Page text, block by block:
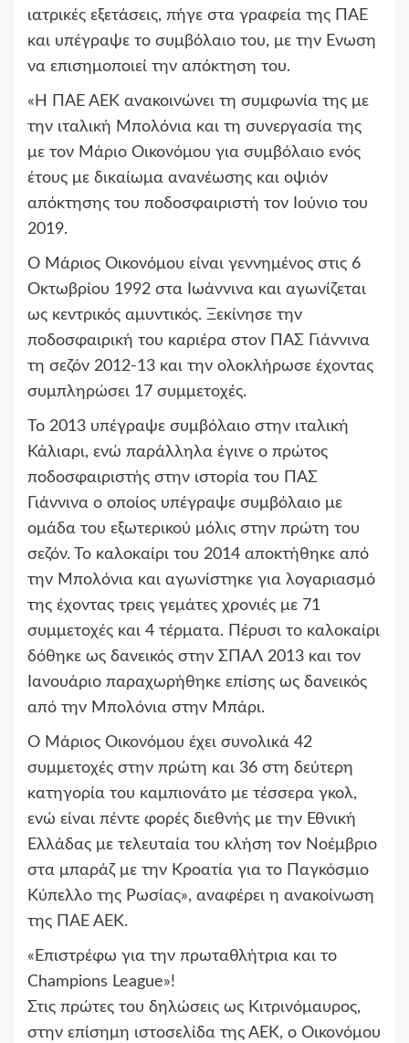
ιατρικές εξετάσεις, πήγε στα γραφεία της ΠΑΕ
και υπέγραψε το συμβόλαιο του, με την Ενωση
να επισημοποιεί την απόκτηση του.
«Η ΠΑΕ ΑΕΚ ανακοινώνει τη συμφωνία της με
την ιταλική Μπολόνια και τη συνεργασία της
με τον Μάριο Οικονόμου για συμβόλαιο ενός
έτους με δικαίωμα ανανέωσης και οψιόν
απόκτησης του ποδοσφαιριστή τον Ιούνιο του
2019.
Ο Μάριος Οικονόμου είναι γεννημένος στις 6
Οκτωβρίου 1992 στα Ιωάννινα και αγωνίζεται
ως κεντρικός αμυντικός. Ξεκίνησε την
ποδοσφαιρική του καριέρα στον ΠΑΣ Γιάννινα
τη σεζόν 2012-13 και την ολοκλήρωσε έχοντας
συμπληρώσει 17 συμμετοχές.
Το 2013 υπέγραψε συμβόλαιο στην ιταλική
Κάλιαρι, ενώ παράλληλα έγινε ο πρώτος
ποδοσφαιριστής στην ιστορία του ΠΑΣ
Γιάννινα ο οποίος υπέγραψε συμβόλαιο με
ομάδα του εξωτερικού μόλις στην πρώτη του
σεζόν. Το καλοκαίρι του 2014 αποκτήθηκε από
την Μπολόνια και αγωνίστηκε για λογαριασμό
της έχοντας τρεις γεμάτες χρονιές με 71
συμμετοχές και 4 τέρματα. Πέρυσι το καλοκαίρι
δόθηκε ως δανεικός στην ΣΠΑΛ 2013 και τον
Ιανουάριο παραχωρήθηκε επίσης ως δανεικός
από την Μπολόνια στην Μπάρι.
Ο Μάριος Οικονόμου έχει συνολικά 42
συμμετοχές στην πρώτη και 36 στη δεύτερη
κατηγορία του καμπιονάτο με τέσσερα γκολ,
ενώ είναι πέντε φορές διεθνής με την Εθνική
Ελλάδας με τελευταία του κλήση τον Νοέμβριο
στα μπαράζ με την Κροατία για το Παγκόσμιο
Κύπελλο της Ρωσίας», αναφέρει η ανακοίνωση
της ΠΑΕ ΑΕΚ.
«Επιστρέφω για την πρωταθλήτρια και το
Champions League»!
Στις πρώτες του δηλώσεις ως Κιτρινόμαυρος,
στην επίσημη ιστοσελίδα της ΑΕΚ, ο Οικονόμου